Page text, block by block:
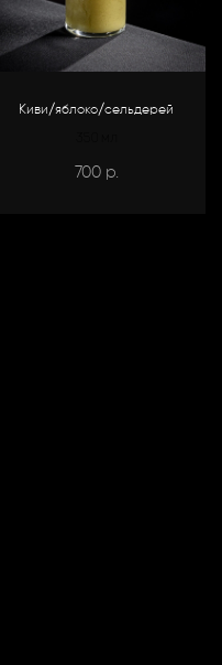
Киви/яблоко/сельдерей
700 р.